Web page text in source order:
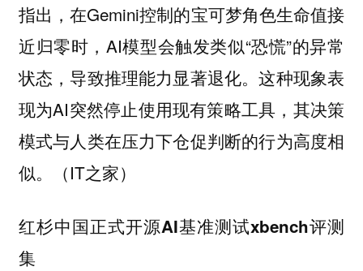
指出，在Gemini控制的宝可梦角色生命值接
近归零时，AI模型会触发类似“恐慌”的异常
状态，导致推理能力显著退化。这种现象表
现为AI突然停止使用现有策略工具，其决策
模式与人类在压力下仓促判断的行为高度相
似。（IT之家）
红杉中国正式开源AI基准测试xbench评测
集